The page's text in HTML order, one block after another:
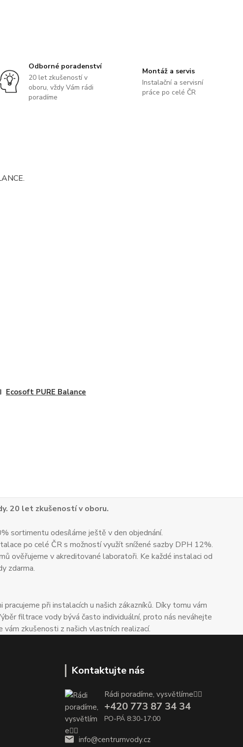
Odborné poradenství
20 let zkušeností v
oboru, vždy Vám rádi
poradíme
Montáž a servis
Instalační a servisní
práce po celé ČR
Ecosoft PURE Balance
20 let zkušeností v oboru.
sortimentu odesíláme ještě v den objednání.
po celé ČR s možností využít snížené sazby DPH 12%.
ověřujeme v akreditované laboratoři. Ke každé instalaci od
zdarma.
při instalacích u našich zákazníků. Díky tomu vám
filtrace vody bývá často individuální, proto nás neváhejte
zkušenosti z našich vlastních realizací.
Kontaktujte nás
Rádi poradíme, vysvětlíme👌🏼
+420 773 87 34 34
PO-PÁ 8:30-17:00
info@centrumvody.cz